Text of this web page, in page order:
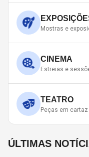
Mostras e
CINEMA
Estreias e
TEATRO
Peças em cartaz
ÚLTIMAS